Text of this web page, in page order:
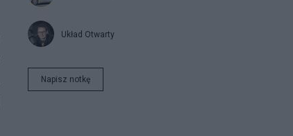
Układ Otwarty
Napisz notkę